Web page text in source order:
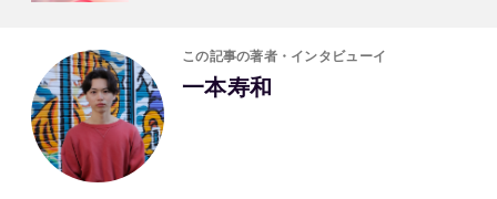
この記事の著者・インタビューイ
一本寿和